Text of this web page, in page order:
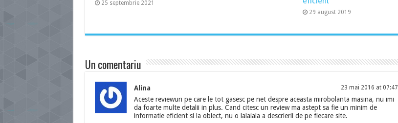
25 septembrie 2021
29 august 2019
Un comentariu
Alina 23 mai 2016 at 07:47
Aceste reviewuri pe care le tot gasesc pe net despre aceasta mirobolanta masina, nu imi
da foarte multe detalii in plus. Cand citesc un review ma astept sa fie un minim de
informatie eficient si la obiect, nu o lalaiala a descrierii de pe fiecare site.